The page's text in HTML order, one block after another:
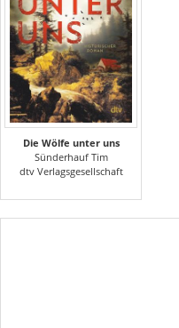
Die Wölfe unter uns
Sünderhauf Tim
dtv Verlagsgesellschaft